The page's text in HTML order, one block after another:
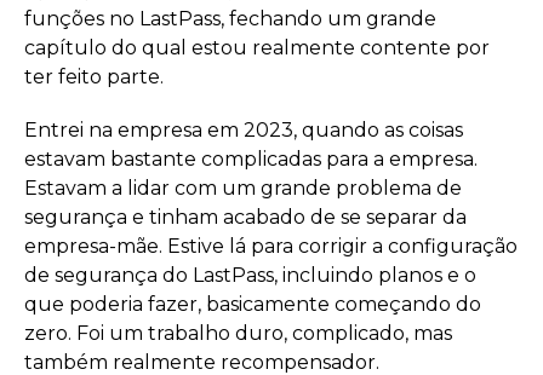
funções no LastPass, fechando um grande
capítulo do qual estou realmente contente por
ter feito parte.
Entrei na empresa em 2023, quando as coisas
estavam bastante complicadas para a empresa.
Estavam a lidar com um grande problema de
segurança e tinham acabado de se separar da
empresa-mãe. Estive lá para corrigir a configuração
de segurança do LastPass, incluindo planos e o
que poderia fazer, basicamente começando do
zero. Foi um trabalho duro, complicado, mas
também realmente recompensador.